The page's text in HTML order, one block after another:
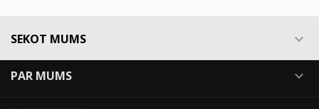
SEKOT MUMS 
PAR MUMS 